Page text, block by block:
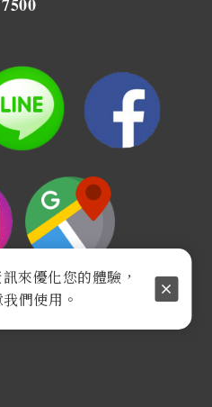
來優化您的體驗，
們使用。